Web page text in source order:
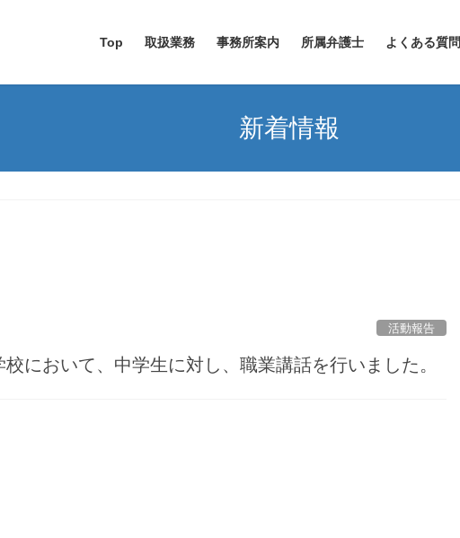
Top 取扱業務 事務所案内 所属弁護士 よくある質問
新着情報
活動報告
において、中学生に対し、職業講話を行いました。